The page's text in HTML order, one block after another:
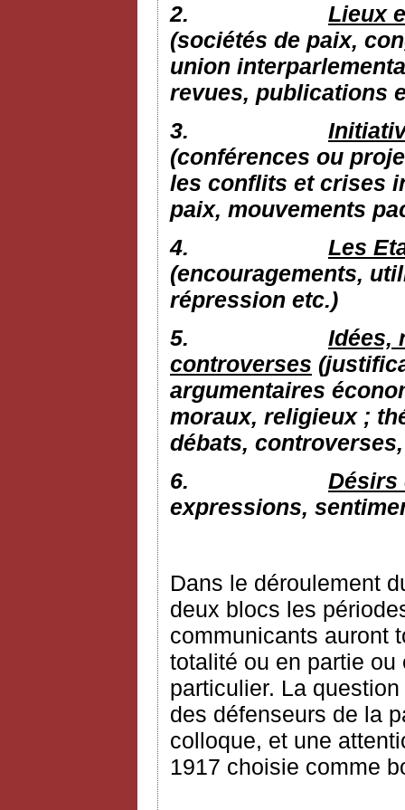
2.
Lieux
(sociétés de paix,
union
revues, publications
3.
(conférences ou
les conflits et crises
paix, mouvements
4.
Les
(encouragements,
répression etc.)
5.
Idées,
controverses
argumentaires
moraux, religieux ;
débats,
6.
Désirs
expressions,
Dans le déroulement
deux blocs les
communicants auront
totalité ou en partie
particulier. La
des défenseurs de la
colloque, et une
1917 choisie comme